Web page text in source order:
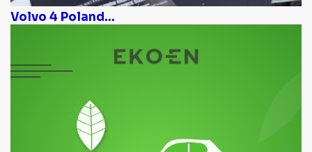
Volvo 4 Poland...